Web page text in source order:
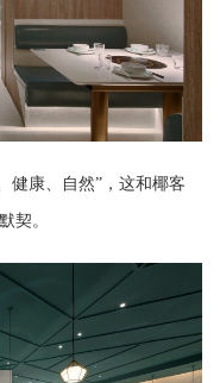
健康、自然”，这和椰客
契。